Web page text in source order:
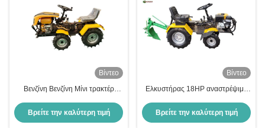
Βίντεο
Βενζίνη Βενζίνη Μίνι τρακτέρ
Βρείτε την καλύτερη τιμή
Βίντεο
Ελκυστήρας 18HP αναστρέψιμο
Βρείτε την καλύτερη τιμή